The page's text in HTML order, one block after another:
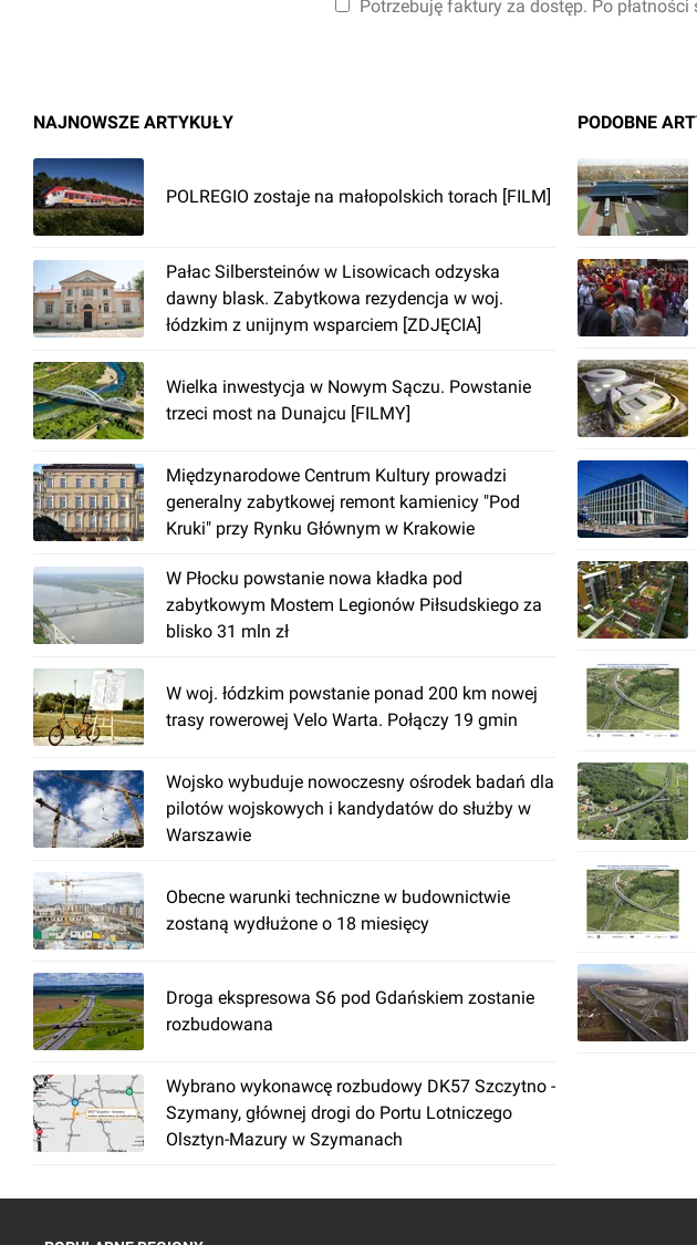
Potrzebuję faktury za dostęp. Po
NAJNOWSZE ARTYKUŁY
POLREGIO zostaje na małopolskich torach [FILM]
Pałac Silbersteinów w Lisowicach odzyska
dawny blask. Zabytkowa rezydencja w woj.
łódzkim z unijnym wsparciem [ZDJĘCIA]
Wielka inwestycja w Nowym Sączu. Powstanie
trzeci most na Dunajcu [FILMY]
Międzynarodowe Centrum Kultury prowadzi
generalny zabytkowej remont kamienicy "Pod
Kruki" przy Rynku Głównym w Krakowie
W Płocku powstanie nowa kładka pod
zabytkowym Mostem Legionów Piłsudskiego za
blisko 31 mln zł
W woj. łódzkim powstanie ponad 200 km nowej
trasy rowerowej Velo Warta. Połączy 19 gmin
Wojsko wybuduje nowoczesny ośrodek badań dla
pilotów wojskowych i kandydatów do służby w
Warszawie
Obecne warunki techniczne w budownictwie
zostaną wydłużone o 18 miesięcy
Droga ekspresowa S6 pod Gdańskiem zostanie
rozbudowana
Wybrano wykonawcę rozbudowy DK57 Szczytno -
Szymany, głównej drogi do Portu Lotniczego
Olsztyn-Mazury w Szymanach
PODOBNE